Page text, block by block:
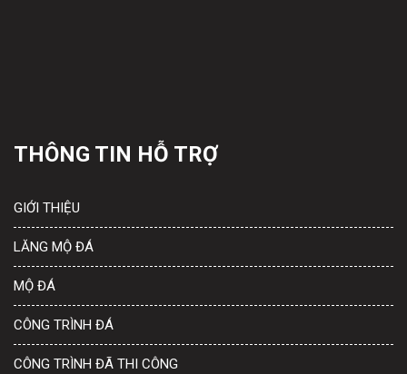
THÔNG TIN HỖ TRỢ
GIỚI THIỆU
LĂNG MỘ ĐÁ
MỘ ĐÁ
CÔNG TRÌNH ĐÁ
CÔNG TRÌNH ĐÃ THI CÔNG